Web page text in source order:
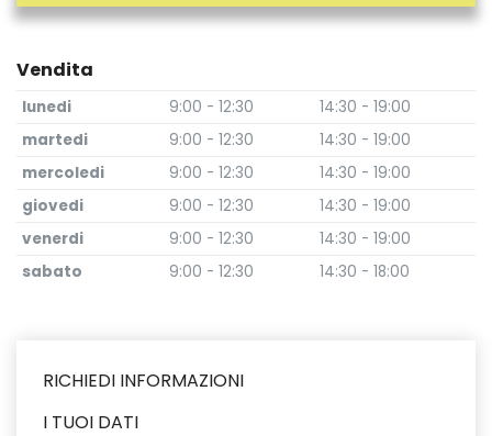
Vendita
lunedi 9:00 - 12:30
14:30 - 19:00
martedi
9:00 - 12:30
14:30 - 19:00
mercoledi
9:00 - 12:30
14:30 - 19:00
giovedi
9:00 - 12:30
14:30 - 19:00
venerdi
9:00 - 12:30
14:30 - 19:00
sabato
9:00 - 12:30 14:30 - 18:00
RICHIEDI INFORMAZIONI
I TUOI DATI